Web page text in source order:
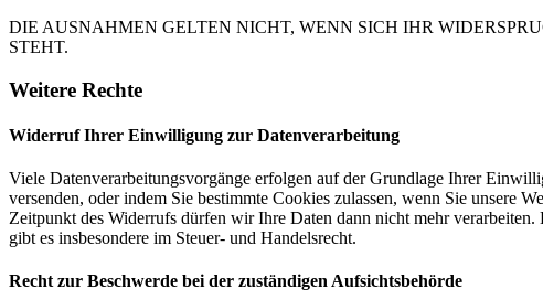
DIE AUSNAHMEN GELTEN NICHT, WENN SICH IHR
STEHT.
Weitere Rechte
Widerruf Ihrer Einwilligung zur Datenverarbeitung
Viele Datenverarbeitungsvorgänge erfolgen auf der Grundlage Ihrer
versenden, oder indem Sie bestimmte Cookies zulassen, wenn Sie
Zeitpunkt des Widerrufs dürfen wir Ihre Daten dann nicht mehr
gibt es insbesondere im Steuer- und Handelsrecht.
Recht zur Beschwerde bei der zuständigen Aufsichtsbehörde